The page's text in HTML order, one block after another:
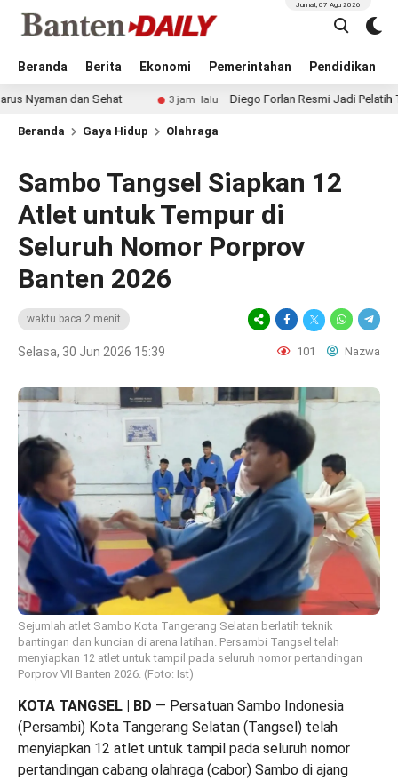
Beranda Berita Ekonomi Pemerintahan Pendidikan
Jumat, 07 Agu 2026
dan Sehat 3 jam lalu Diego Forlan Resmi Jadi Pelatih Timnas
Beranda Gaya Hidup Olahraga
Sambo Tangsel Siapkan 12
Atlet untuk Tempur di
Seluruh Nomor Porprov
Banten 2026
waktu baca 2 menit
Selasa, 30 Jun 2026 15:39 101 Nazwa
Sejumlah atlet Sambo Kota Tangerang Selatan berlatih teknik
bantingan dan kuncian di arena latihan. Persambi Tangsel telah
menyiapkan 12 atlet untuk tampil pada seluruh nomor pertandingan
Porprov VII Banten 2026. (Foto: Ist)
KOTA TANGSEL | BD — Persatuan Sambo Indonesia
(Persambi) Kota Tangerang Selatan (Tangsel) telah
menyiapkan 12 atlet untuk tampil pada seluruh nomor
pertandingan cabang olahraga (cabor) Sambo di ajang